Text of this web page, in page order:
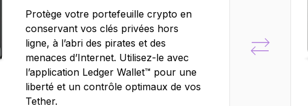
Protège votre portefeuille crypto en
conservant vos clés privées hors
ligne, à l’abri des pirates et des
menaces d’Internet. Utilisez-le avec
l’application Ledger Wallet™ pour une
liberté et un contrôle optimaux de vos
Tether.